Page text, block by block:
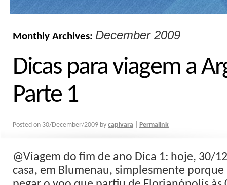
Monthly Archives: December 2009
Dicas para viagem a
Parte 1
Posted on 30/December/2009 by capivara Permalink
@Viagem do fim de ano Dica 1: hoje, 30/
casa, em Blumenau, simplesmente porque